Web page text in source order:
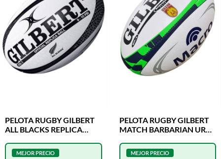
PELOTA RUGBY GILBERT
ALL BLACKS REPLICA
PELOTA RUGBY GILBERT
MATCH BARBARIAN URBA